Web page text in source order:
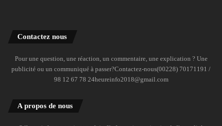
Contactez nous
Pour une question, une réaction, un commentaire, une explication ? Une
publicité ou un communiqué à passer?Contactez-nous(00228) 70171191 /
98 12 67 78 24heureinfo2018@gmail.com
A propos de nous